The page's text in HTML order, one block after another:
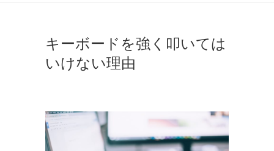
キーボードを強く叩いては
いけない理由